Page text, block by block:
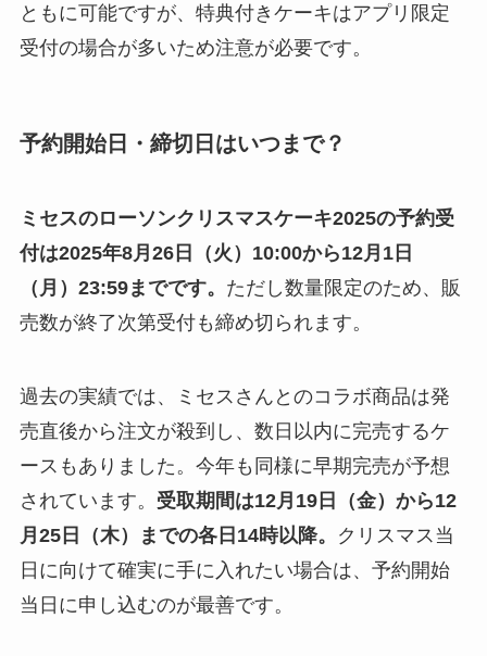
ともに可能ですが、特典付きケーキはアプリ限定
受付の場合が多いため注意が必要です。
予約開始日・締切日はいつまで？
ミセスのローソンクリスマスケーキ2025の予約受
付は2025年8月26日（火）10:00から12月1日
（月）23:59までです。 ただし数量限定のため、販
売数が終了次第受付も締め切られます。
過去の実績では、ミセスさんとのコラボ商品は発
売直後から注文が殺到し、数日以内に完売するケ
ースもありました。今年も同様に早期完売が予想
されています。 受取期間は12月19日（金）から12
月25日（木）までの各日14時以降。
クリスマス当
日に向けて確実に手に入れたい場合は、予約開始
当日に申し込むのが最善です。